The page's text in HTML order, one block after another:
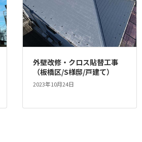
外壁改修・クロス貼替工事
（板橋区/S様邸/戸建て）
2023年10月24日